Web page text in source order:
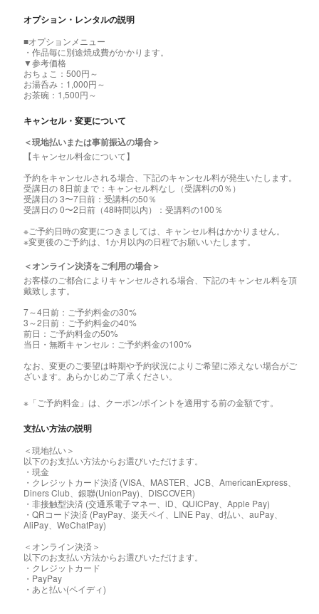
オプション・レンタルの説明
■オプションメニュー
・作品毎に別途焼成費がかかります。
▼参考価格
おちょこ：500円～
お湯呑み：1,000円～
お茶碗：1,500円～
キャンセル・変更について
＜現地払いまたは事前振込の場合＞
【キャンセル料金について】
予約をキャンセルされる場合、下記のキャンセル料が発生いたします。
受講日の 8日前まで：キャンセル料なし（受講料の0％）
受講日の 3〜7日前：受講料の50％
受講日の 0〜2日前（48時間以内）：受講料の100％
※ご予約日時の変更につきましては、キャンセル料はかかりません。
※変更後のご予約は、1か月以内の日程でお願いいたします。
＜オンライン決済をご利用の場合＞
お客様のご都合によりキャンセルされる場合、下記のキャンセル料を頂
戴致します。
7～4日前：ご予約料金の30%
3～2日前：ご予約料金の40%
前日：ご予約料金の50%
当日・無断キャンセル：ご予約料金の100%
なお、変更のご要望は時期や予約状況によりご希望に添えない場合がご
ざいます。あらかじめご了承ください。
※「ご予約料金」は、クーポン/ポイントを適用する前の金額です。
支払い方法の説明
＜現地払い＞
以下のお支払い方法からお選びいただけます。
・現金
・クレジットカード決済 (VISA、MASTER、JCB、AmericanExpress、
Diners Club、銀聯(UnionPay)、DISCOVER)
・非接触型決済 (交通系電子マネー、iD、QUICPay、Apple Pay)
・QRコード決済 (PayPay、楽天ペイ、LINE Pay、d払い、auPay、
AliPay、WeChatPay)
＜オンライン決済＞
以下のお支払い方法からお選びいただけます。
・クレジットカード
・PayPay
・あと払い(ペイディ)